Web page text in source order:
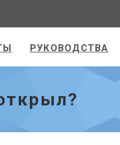
РУКОВОДСТВА